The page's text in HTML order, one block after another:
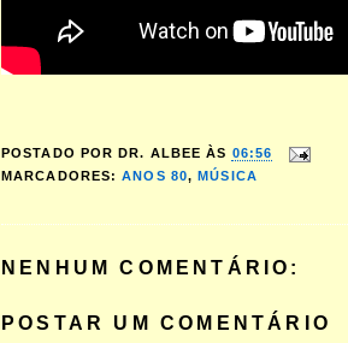
POSTADO POR DR. ALBEE ÀS 06:56
MARCADORES:ANOS 80,MÚSICA
NENHUM COMENTÁRIO:
POSTAR UM COMENTÁRIO